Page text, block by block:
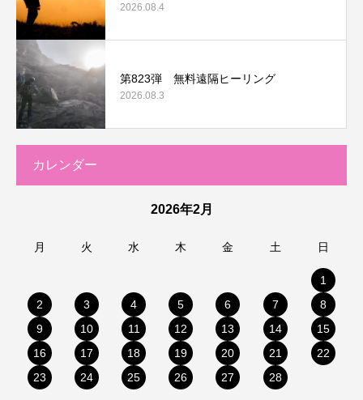
2026.08.4
第823弾 無料遠隔ヒーリング
2026.08.3
カレンダー
2026年2月
月 火 水 木 金 土 日
1
2
3 4 5 6 7
8
9
10 11 12 13 14
15
16
17 18 19 20 21
22
23
24 25 26 27 28